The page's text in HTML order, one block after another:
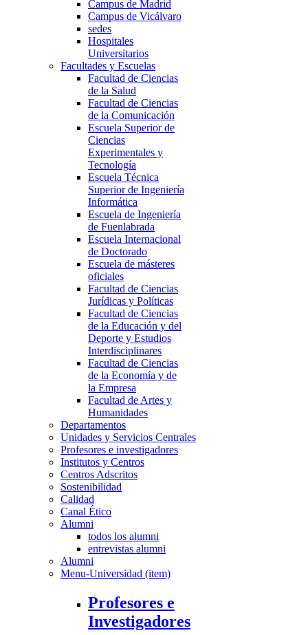
Campus de Madrid
Campus de Vicálvaro
sedes
Hospitales
Universitarios
Facultades y Escuelas
Facultad de Ciencias
de la Salud
Facultad de Ciencias
de la Comunicación
Escuela Superior de
Ciencias
Experimentales y
Tecnología
Escuela Técnica
Superior de Ingeniería
Informática
Escuela de Ingeniería
de Fuenlabrada
Escuela Internacional
de Doctorado
Escuela de másteres
oficiales
Facultad de Ciencias
Jurídicas y Políticas
Facultad de Ciencias
de la Educación y del
Deporte y Estudios
Interdisciplinares
Facultad de Ciencias
de la Economía y de
la Empresa
Facultad de Artes y
Humanidades
Departamentos
Unidades y Servicios Centrales
Profesores e investigadores
Institutos y Centros
Centros Adscritos
Sostenibilidad
Calidad
Canal Ético
Alumni
todos los alumni
entrevistas alumni
Alumni
Menu-Universidad (item)
Profesores e
Investigadores